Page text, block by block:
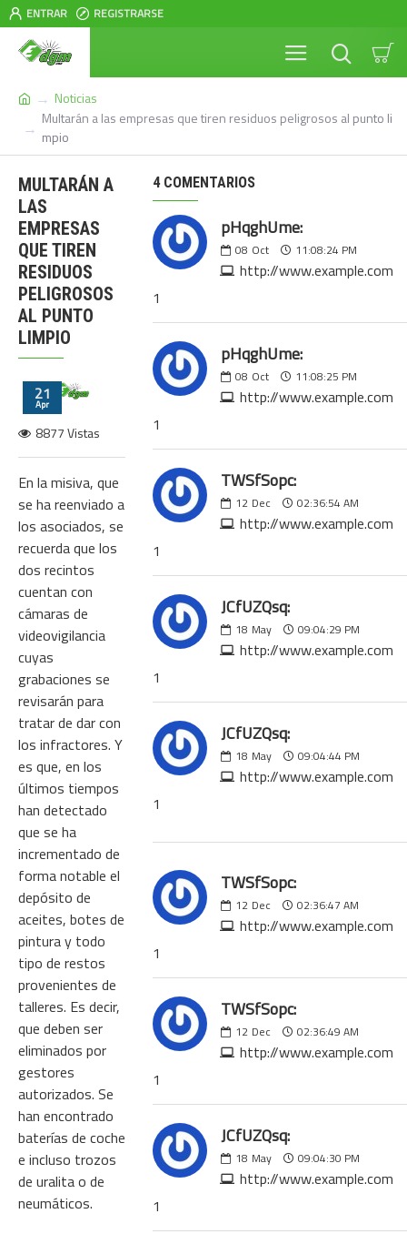
ENTRAR REGISTRARSE
Noticias
Multarán a las empresas que tiren residuos peligrosos al punto li
mpio
MULTARÁN A
LAS
EMPRESAS
QUE TIREN
RESIDUOS
PELIGROSOS
AL PUNTO
LIMPIO
21
Apr
8877 Vistas
En la misiva, que
se ha reenviado a
los asociados, se
recuerda que los
dos recintos
cuentan con
cámaras de
videovigilancia
cuyas
grabaciones se
revisarán para
tratar de dar con
los infractores. Y
es que, en los
últimos tiempos
han detectado
que se ha
incrementado de
forma notable el
depósito de
aceites, botes de
pintura y todo
tipo de restos
provenientes de
talleres. Es decir,
que deben ser
eliminados por
gestores
autorizados. Se
han encontrado
baterías de coche
e incluso trozos
de uralita o de
neumáticos.
4 COMENTARIOS
pHqghUme:
08 Oct 11:08:24 PM
http://www.example.com
1
pHqghUme:
08 Oct 11:08:25 PM
http://www.example.com
1
TWSfSopc:
12 Dec 02:36:54 AM
http://www.example.com
1
JCfUZQsq:
18 May 09:04:29 PM
http://www.example.com
1
JCfUZQsq:
18 May 09:04:44 PM
http://www.example.com
1
TWSfSopc:
12 Dec 02:36:47 AM
http://www.example.com
1
TWSfSopc:
12 Dec 02:36:49 AM
http://www.example.com
1
JCfUZQsq:
18 May 09:04:30 PM
http://www.example.com
1